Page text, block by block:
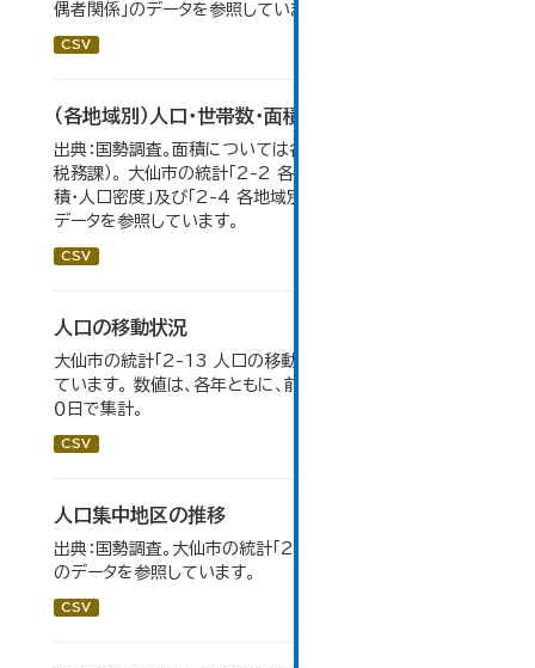
偶者関係」のデータを参照しています。
CSV
（各地域別）人口・世帯数・面積・人口密度
出典：国勢調査。面積については各年１月１日時点（大仙市
税務課）。 大仙市の統計「2-2 各地域別人口・人口増減・面
積・人口密度」及び「2-4 各地域別人口・世帯数の推移」の
データを参照しています。
CSV
人口の移動状況
大仙市の統計「2-13 人口の移動状況」のデータを参照し
ています。 数値は、各年ともに、前年１０月１日～当年９月３
０日で集計。
CSV
人口集中地区の推移
出典：国勢調査。大仙市の統計「2-3 人口集中地区の推移」
のデータを参照しています。
CSV